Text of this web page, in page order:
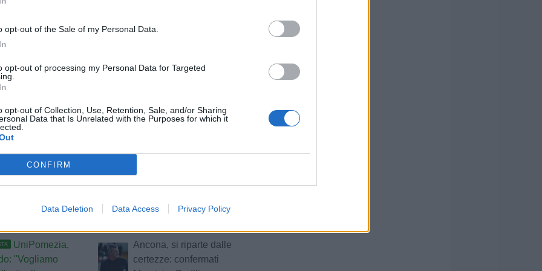
opt-out of the Sale of my Personal Data.
opt-out of processing my Personal Data for Targeted
opt-out of Collection, Use, Retention, Sale, and/or Sharing
Data that Is Unrelated with the Purposes for which it
CONFIRM
Data Deletion Data Access Privacy Policy
- Girone F
D'Alessandro
Ascoli:
a ripartire"
Ancona, arriva l'addio di
difensore Recanatese e
UniPomezia,
"Vogliamo
Ancona, si riparte dalle
certezze: confermati